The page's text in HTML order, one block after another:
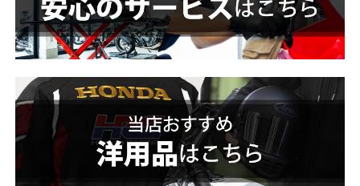
千葉県
ホンダドリーム 船橋
ホンダドリーム 松戸
ホンダドリーム 蘇我
ホンダドリーム 西宮甲子園
奈良県
ホンダドリーム 奈良